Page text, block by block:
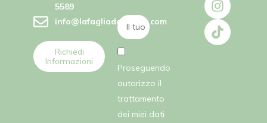
5589
info@lafagliadellefate.com
Richiedi
Informazioni
Proseguendo
autorizzo il
trattamento
dei miei dati